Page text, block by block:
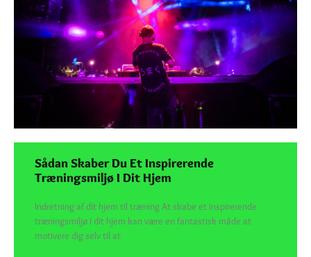
Sådan Skaber Du Et Inspirerende
Træningsmiljø I Dit Hjem
Indretning af dit hjem til træning At skabe et inspirerende
træningsmiljø i dit hjem kan være en fantastisk måde at
motivere dig selv til at